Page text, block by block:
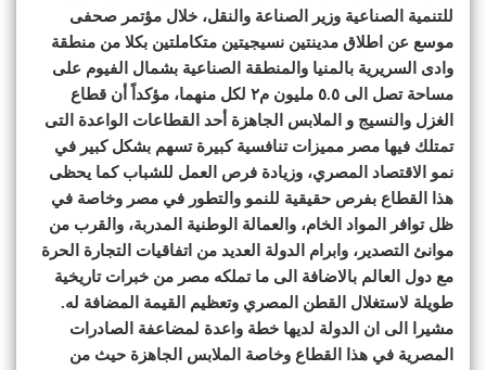
للتنمية الصناعية وزير الصناعة والنقل، خلال مؤتمر صحفى
موسع عن اطلاق مدينتين نسيجيتين متكاملتين بكلا من منطقة
وادى السريرية بالمنيا والمنطقة الصناعية بشمال الفيوم على
مساحة تصل الى ٥.٥ مليون م٢ لكل منهما، مؤكداً أن قطاع
الغزل والنسيج و الملابس الجاهزة أحد القطاعات الواعدة التى
تمتلك فيها مصر مميزات تنافسية كبيرة تسهم بشكل كبير في
نمو الاقتصاد المصري، وزيادة فرص العمل للشباب كما يحظى
هذا القطاع بفرص حقيقية للنمو والتطور في مصر وخاصة في
ظل توافر المواد الخام، والعمالة الوطنية المدربة، والقرب من
موانئ التصدير، وابرام الدولة العديد من اتفاقيات التجارة الحرة
مع دول العالم بالاضافة الى ما تملكه مصر من خبرات تاريخية
طويلة لاستغلال القطن المصري وتعظيم القيمة المضافة له.
مشيرا الى ان الدولة لديها خطة واعدة لمضاعفة الصادرات
المصرية في هذا القطاع وخاصة الملابس الجاهزة حيث من